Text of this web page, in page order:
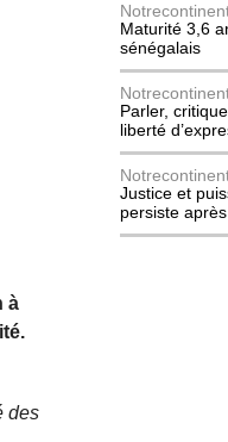
à
des
Maturité 3,6
sénégalais
Parler,
liberté
Justice et
persiste